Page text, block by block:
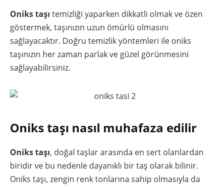
Oniks taşı temizliği yaparken dikkatli olmak ve özen
göstermek, taşınızın uzun ömürlü olmasını
sağlayacaktır. Doğru temizlik yöntemleri ile oniks
taşınızın her zaman parlak ve güzel görünmesini
sağlayabilirsiniz.
Oniks taşı nasıl muhafaza edilir
Oniks taşı, doğal taşlar arasında en sert olanlardan
biridir ve bu nedenle dayanıklı bir taş olarak bilinir.
Oniks taşı, zengin renk tonlarına sahip olmasıyla da